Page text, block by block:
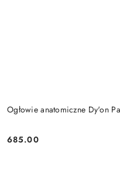
Ogłowie anatomiczne Dy'on
Cena:
685.00